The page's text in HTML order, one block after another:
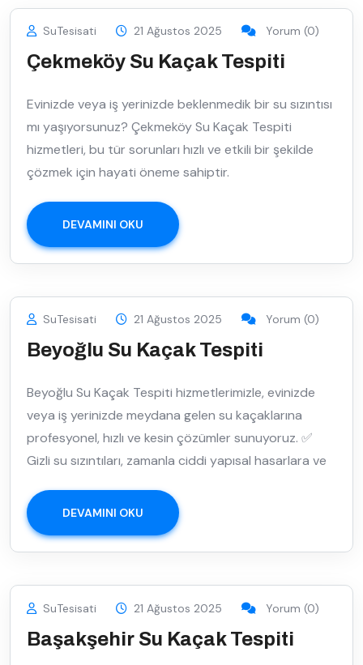
SuTesisati 21 Ağustos 2025 Yorum (0)
Çekmeköy Su Kaçak Tespiti
Evinizde veya iş yerinizde beklenmedik bir su sızıntısı
mı yaşıyorsunuz? Çekmeköy Su Kaçak Tespiti
hizmetleri, bu tür sorunları hızlı ve etkili bir şekilde
çözmek için hayati öneme sahiptir.
DEVAMINI OKU
SuTesisati 21 Ağustos 2025 Yorum (0)
Beyoğlu Su Kaçak Tespiti
Beyoğlu Su Kaçak Tespiti hizmetlerimizle, evinizde
veya iş yerinizde meydana gelen su kaçaklarına
profesyonel, hızlı ve kesin çözümler sunuyoruz. ✅
Gizli su sızıntıları, zamanla ciddi yapısal hasarlara ve
DEVAMINI OKU
SuTesisati 21 Ağustos 2025 Yorum (0)
Başakşehir Su Kaçak Tespiti